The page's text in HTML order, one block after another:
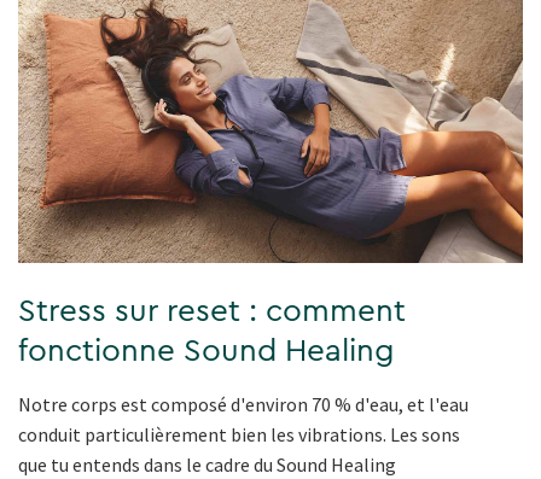
Stress sur reset : comment
fonctionne Sound Healing
Notre corps est composé d'environ 70 % d'eau, et l'eau
conduit particulièrement bien les vibrations. Les sons
que tu entends dans le cadre du Sound Healing